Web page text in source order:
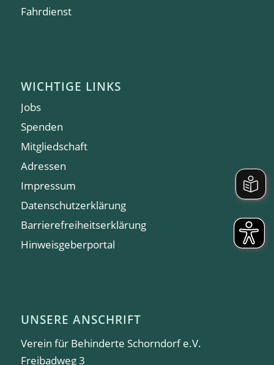
Fahrdienst
WICHTIGE LINKS
Jobs
Spenden
Mitgliedschaft
Adressen
Impressum
Datenschutzerklärung
Barrierefreiheitserklärung
Hinweisgeberportal
UNSERE ANSCHRIFT
Verein für Behinderte Schorndorf e.V.
Freibadweg 3